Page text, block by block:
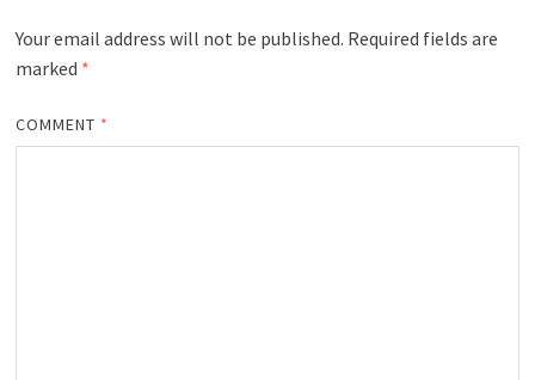
Your email address will not be published. Required fields are
marked *
COMMENT *